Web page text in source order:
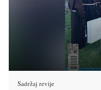
Sadržaj revije